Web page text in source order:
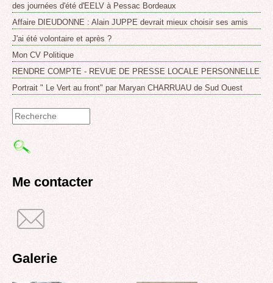
des journées d'été d'EELV à Pessac Bordeaux
Affaire DIEUDONNE : Alain JUPPE devrait mieux choisir ses amis
J'ai été volontaire et après ?
Mon CV Politique
RENDRE COMPTE - REVUE DE PRESSE LOCALE PERSONNELLE
Portrait " Le Vert au front" par Maryan CHARRUAU de Sud Ouest
Formulaire
de
recherche
Me contacter
Galerie